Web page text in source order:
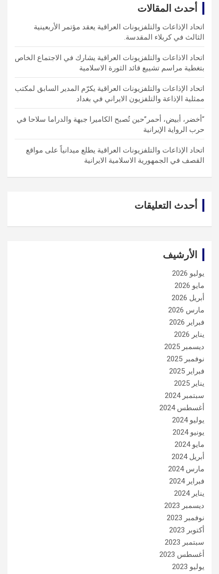
أحدث المقالات
اتحاد الإذاعات والتلفزيونات العراقية يعقد مؤتمر الأربعينية
الثالث في كربلاء المقدسة.
اتحاد الاذاعات والتلفزيونات العراقية يشارك في الاجتماع الخاص
بتغطية مراسم تشييع قائد الثورة الاسلامية
اتحاد الإذاعات والتلفزيونات العراقية يكرّم المدير السابق لمكتب
ممثلية الإذاعة والتلفزيون الايراني في بغداد
“أخضر، أبيض، أحمر”حين تُصبح الكاميرا جبهة والدراما سلاحا في
حرب الرواية الإيرانية
اتحاد الإذاعات والتلفزيونات العراقية يطلع ميدانياً على مواقع
القصف في الجمهورية الاسلامية الايرانية
أحدث التعليقات
الأرشيف
يوليو 2026
مايو 2026
أبريل 2026
مارس 2026
فبراير 2026
يناير 2026
ديسمبر 2025
نوفمبر 2025
فبراير 2025
يناير 2025
سبتمبر 2024
أغسطس 2024
يوليو 2024
يونيو 2024
مايو 2024
أبريل 2024
مارس 2024
فبراير 2024
يناير 2024
ديسمبر 2023
نوفمبر 2023
أكتوبر 2023
سبتمبر 2023
أغسطس 2023
يوليو 2023